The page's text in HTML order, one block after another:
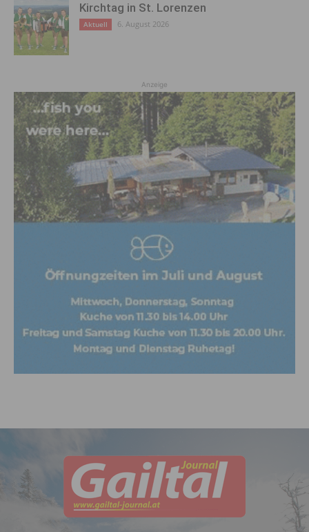
Kirchtag in St. Lorenzen
Aktuell 6. August 2026
Anzeige